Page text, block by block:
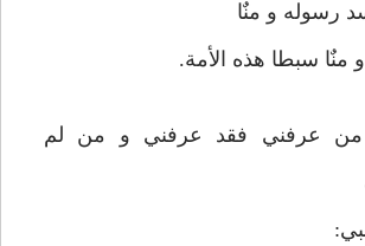
رسوله و منٌا
منٌا سبطا هذه الأمة.
من عرفني فقد عرفني و من لم